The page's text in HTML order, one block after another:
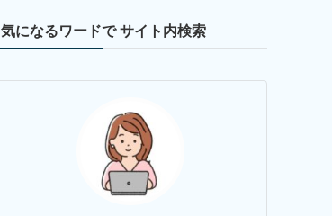
気になるワードで サイト内検索